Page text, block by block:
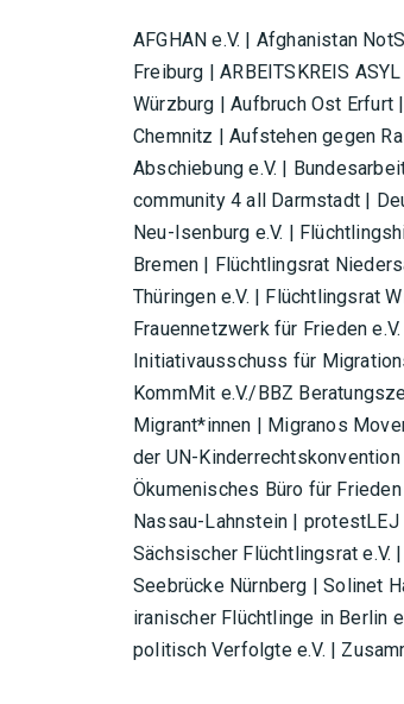
AFGHAN e.V. | Afghanistan
Freiburg | ARBEITSKREIS
Würzburg | Aufbruch Ost
Chemnitz | Aufstehen gegen
Abschiebung e.V. |
community 4 all Darmstadt |
Neu-Isenburg e.V. |
Bremen | Flüchtlingsrat
Thüringen e.V. | Flüchtlingsrat
Frauennetzwerk für Frieden
Initiativausschuss für
KommMit e.V./BBZ
Migrant*innen | Migranos
der UN-
Ökumenisches Büro für
Nassau-Lahnstein | protestLEJ
Sächsischer Flüchtlingsrat
Seebrücke Nürnberg | Solinet
iranischer Flüchtlinge in Berlin
politisch Verfolgte e.V. |